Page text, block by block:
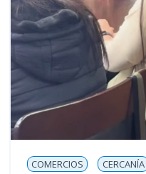
COMERCIOS CERCANÍA